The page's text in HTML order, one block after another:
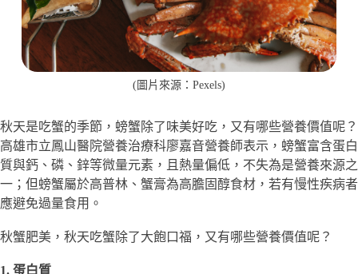
(圖片來源：Pexels)
秋天是吃蟹的季節，螃蟹除了味美好吃，又有哪些營養價值呢？
高雄市立鳳山醫院營養治療科廖嘉音營養師表示，螃蟹富含蛋白
質與鈣、磷、鋅等微量元素，且熱量偏低，不失為是營養來源之
一；但螃蟹屬於高普林、蟹膏為高膽固醇食材，若有慢性疾病者
應避免過量食用。
秋蟹肥美，秋天吃蟹除了大飽口福，又有哪些營養價值呢？
1. 蛋白質